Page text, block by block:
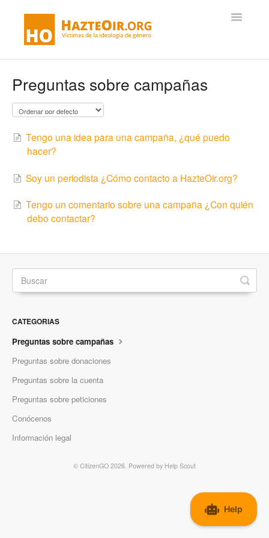
Toggle
Preguntas sobre campañas
Tengo una idea para una campaña, ¿qué puedo
hacer?
Soy un periodista ¿Cómo contacto a HazteOir.org?
Tengo un comentario sobre una campaña ¿Con quién
debo contactar?
CATEGORIAS
Preguntas sobre campañas
Preguntas sobre donaciones
Preguntas sobre la cuenta
Preguntas sobre peticiones
Conócenos
Información legal
© CitizenGO 2026. Powered by Help Scout